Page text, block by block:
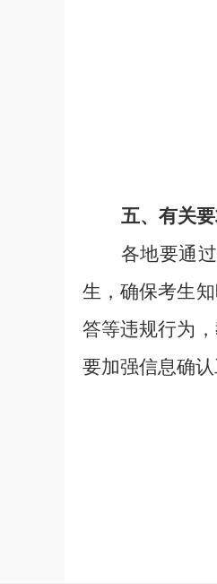
五、有关
各地要通
生，确保考生
答等违规行为 ，
要加强信息确